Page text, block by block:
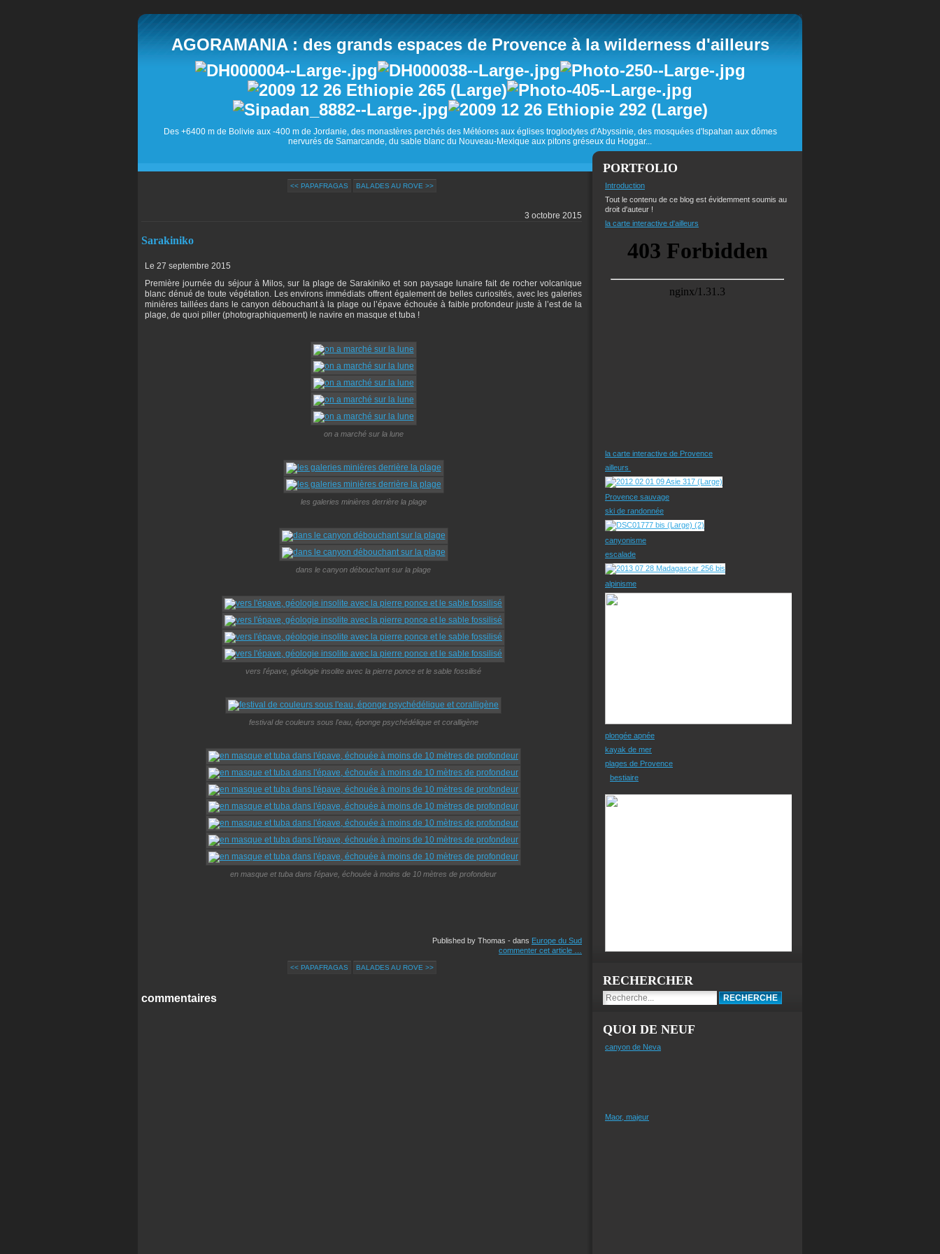
AGORAMANIA : des grands espaces de Provence à la wilderness d'ailleurs
Des +6400 m de Bolivie aux -400 m de Jordanie, des monastères perchés des Météores aux églises troglodytes d'Abyssinie, des mosquées d'Ispahan aux dômes
nervurés de Samarcande, du sable blanc du Nouveau-Mexique aux pitons gréseux du Hoggar...
<< PAPAFRAGAS BALADES AU ROVE >>
3 octobre 2015
Sarakiniko
Le 27 septembre 2015
Première journée du séjour à Milos, sur la plage de Sarakiniko et son paysage lunaire fait de rocher volcanique
blanc dénué de toute végétation. Les environs immédiats offrent également de belles curiosités, avec les galeries
minières taillées dans le canyon débouchant à la plage ou l’épave échouée à faible profondeur juste à l’est de la
plage, de quoi piller (photographiquement) le navire en masque et tuba !
on a marché sur la lune
les galeries minières derrière la plage
dans le canyon débouchant sur la plage
vers l'épave, géologie insolite avec la pierre ponce et le sable fossilisé
festival de couleurs sous l'eau, éponge psychédélique et coralligène
en masque et tuba dans l'épave, échouée à moins de 10 mètres de profondeur
Published by Thomas - dans Europe du Sud
commenter cet article
<< PAPAFRAGAS BALADES AU ROVE >>
commentaires
PORTFOLIO
Introduction
Tout le contenu de ce blog est évidemment soumis au
droit d'auteur !
la carte interactive d'ailleurs
la carte interactive de Provence
ailleurs
Provence sauvage
ski de randonnée
canyonisme
escalade
alpinisme
plongée apnée
kayak de mer
plages de Provence
bestiaire
RECHERCHER
QUOI DE NEUF
canyon de Neva
Maor, majeur